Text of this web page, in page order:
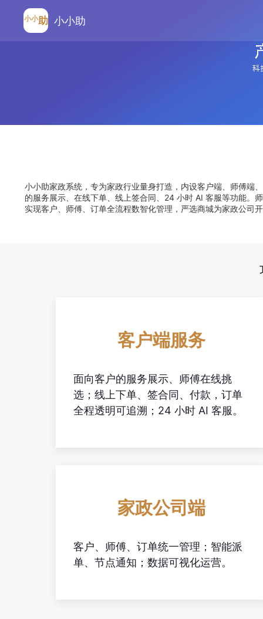
小小助 小小助
小小助家政系统，专为家政行业量身打造，内设客户端、师傅端
的服务展示、在线下单、线上签合同、24 小时 AI 客服等功能。
实现客户、师傅、订单全流程数智化管理，严选商城为家政公司
客户端服务
面向客户的服务展示、师傅在线挑
选；线上下单、签合同、付款，订单
全程透明可追溯；24 小时 AI 客服。
家政公司端
客户、师傅、订单统一管理；智能派
单、节点通知；数据可视化运营。